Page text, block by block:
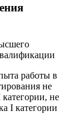
работы в
не
не
I категории